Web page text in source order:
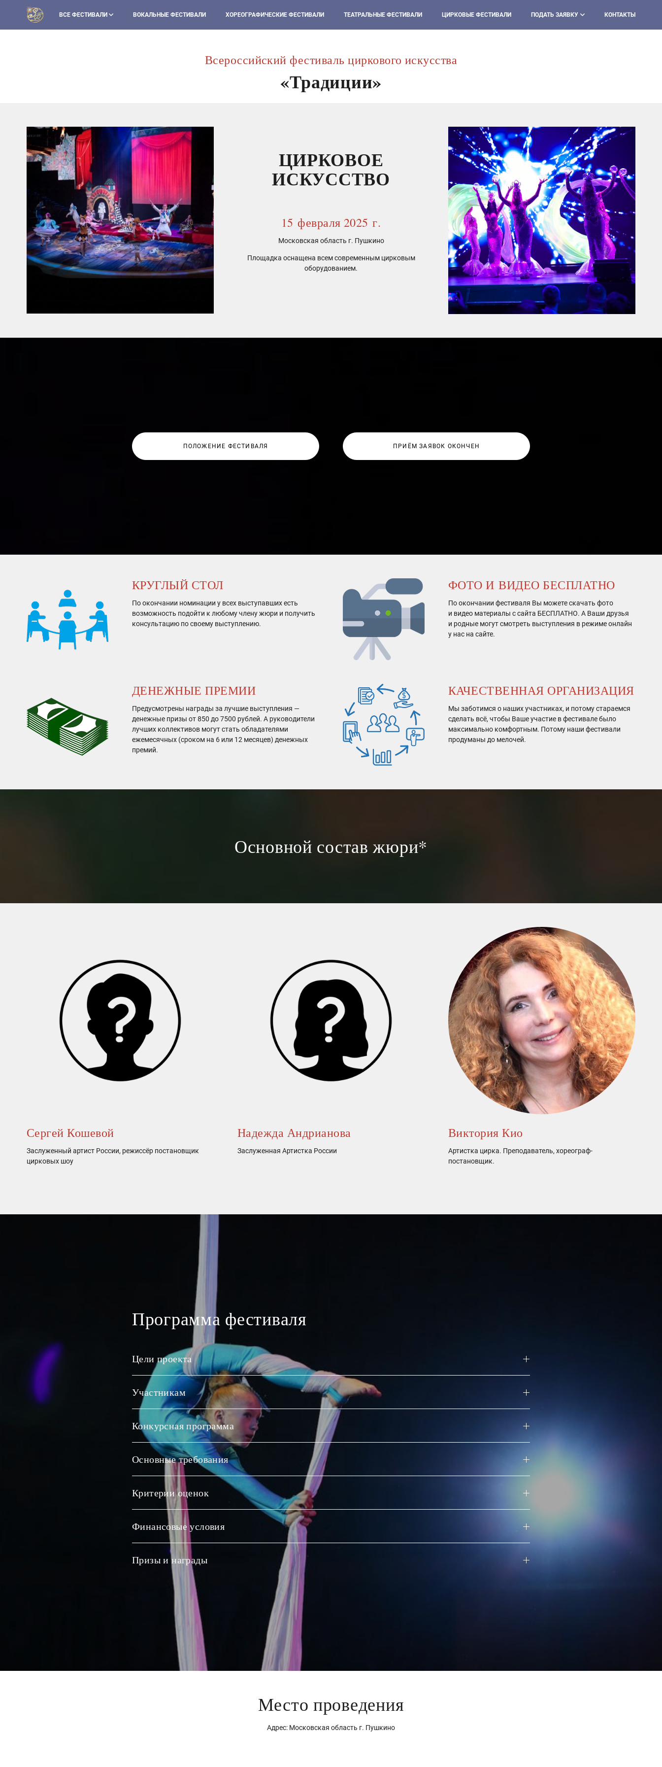
ВСЕ ФЕСТИВАЛИ ВОКАЛЬНЫЕ ФЕСТИВАЛИ ХОРЕОГРАФИЧЕСКИЕ ФЕСТИВАЛИ ТЕАТРАЛЬНЫЕ ФЕСТИВАЛИ ЦИРКОВЫЕ ФЕСТИВАЛИ ПОДАТЬ ЗАЯВКУ КОНТАКТЫ
Всероссийский фестиваль циркового искусства
«Традиции»
ЦИРКОВОЕ
ИСКУССТВО
15 февраля 2025 г.
Московская область г. Пушкино
Площадка оснащена всем современным цирковым
оборудованием.
ПОЛОЖЕНИЕ ФЕСТИВАЛЯ ПРИЁМ ЗАЯВОК ОКОНЧЕН
КРУГЛЫЙ СТОЛ
По окончании номинации у всех выступавших есть
возможность подойти к любому члену жюри и получить
консультацию по своему выступлению.
ФОТО И ВИДЕО БЕСПЛАТНО
По окончании фестиваля Вы можете скачать фото
и видео материалы с сайта БЕСПЛАТНО. А Ваши друзья
и родные могут смотреть выступления в режиме онлайн
у нас на сайте.
ДЕНЕЖНЫЕ ПРЕМИИ
Предусмотрены награды за лучшие выступления —
денежные призы от 850 до 7500 рублей. А руководители
лучших коллективов могут стать обладателями
ежемесячных (сроком на 6 или 12 месяцев) денежных
премий.
КАЧЕСТВЕННАЯ ОРГАНИЗАЦИЯ
Мы заботимся о наших участниках, и потому стараемся
сделать всё, чтобы Ваше участие в фестивале было
максимально комфортным. Потому наши фестивали
продуманы до мелочей.
Основной состав жюри*
Сергей Кошевой
Заслуженный артист России, режиссёр постановщик
цирковых шоу
Надежда Андрианова
Заслуженная Артистка России
Виктория Кио
Артистка цирка. Преподаватель, хореограф-
постановщик.
Программа фестиваля
Цели проекта
Участникам
Конкурсная программа
Основные требования
Критерии оценок
Финансовые условия
Призы и награды
Место проведения
Адрес: Московская область г. Пушкино